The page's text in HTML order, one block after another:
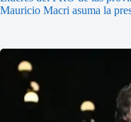
Mauricio Macri asuma la